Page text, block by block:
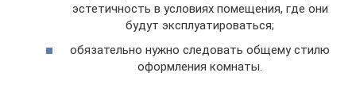
эстетичность в условиях помещения, где они
будут эксплуатироваться;
обязательно нужно следовать общему стилю
оформления комнаты.